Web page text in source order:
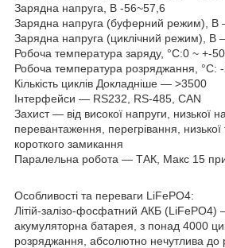
Зарядна напруга, В -56~57,6
Зарядна напруга (буферний режим), В
Зарядна напруга (циклічний режим), В
Робоча температура заряду, °C:0 ~ +-50
Робоча температура розряджання, °C:
Кількість циклів Докладніше — >3500
Інтерфейси — RS232, RS-485, CAN
Захист — від високої напруги, низької
перевантаження, перегрівання, низької
короткого замикання
Паралельна робота — ТАК, Макс 15
Особливості та переваги LiFePO4:
Літій-залізо-фосфатний АКБ (LiFePO4)
акумуляторна батарея, з понад 4000
розряджання, абсолютно нечутлива до